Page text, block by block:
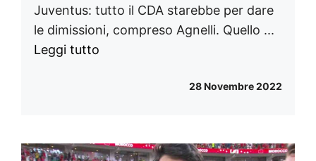
Juventus: tutto il CDA starebbe per dare
le dimissioni, compreso Agnelli. Quello ...
Leggi tutto
28 Novembre 2022